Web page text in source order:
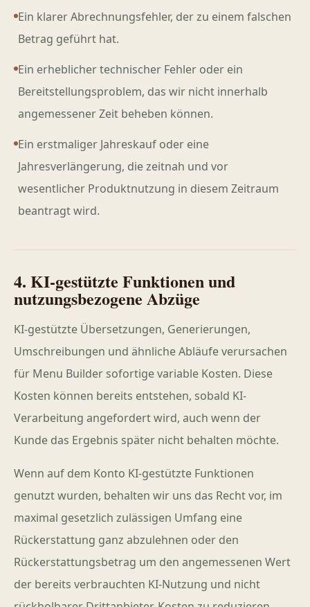
Ein klarer Abrechnungsfehler, der zu einem falschen
Betrag geführt hat.
Ein erheblicher technischer Fehler oder ein
Bereitstellungsproblem, das wir nicht innerhalb
angemessener Zeit beheben können.
Ein erstmaliger Jahreskauf oder eine
Jahresverlängerung, die zeitnah und vor
wesentlicher Produktnutzung in diesem Zeitraum
beantragt wird.
4. KI-gestützte Funktionen und
nutzungsbezogene Abzüge
KI-gestützte Übersetzungen, Generierungen,
Umschreibungen und ähnliche Abläufe verursachen
für Menu Builder sofortige variable Kosten. Diese
Kosten können bereits entstehen, sobald KI-
Verarbeitung angefordert wird, auch wenn der
Kunde das Ergebnis später nicht behalten möchte.
Wenn auf dem Konto KI-gestützte Funktionen
genutzt wurden, behalten wir uns das Recht vor, im
maximal gesetzlich zulässigen Umfang eine
Rückerstattung ganz abzulehnen oder den
Rückerstattungsbetrag um den angemessenen Wert
der bereits verbrauchten KI-Nutzung und nicht